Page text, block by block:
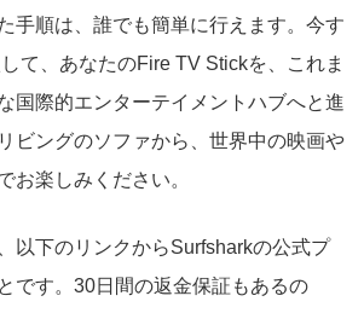
手順は、誰でも簡単に行えます。今す
て、あなたのFire TV Stickを、これま
国際的エンターテイメントハブへと進
ビングのソファから、世界中の映画や
お楽しみください。
以下のリンクからSurfsharkの公式プ
です。30日間の返金保証もあるの